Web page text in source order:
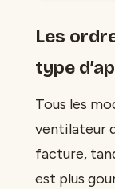
Les
type
Tous les
ventilateur
facture,
est plus